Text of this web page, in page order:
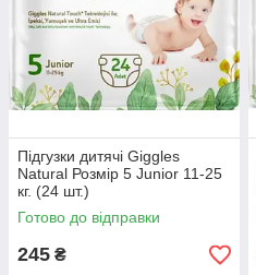
Підгузки дитячі Giggles
Natural Розмір 5 Junior 11-25
кг. (24 шт.)
Готово до відправки
245 ₴